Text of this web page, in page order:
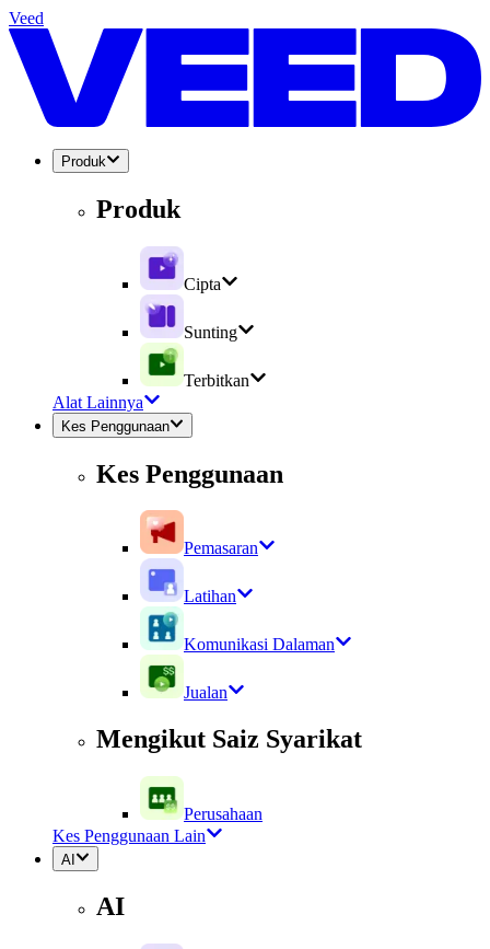
Veed
Produk
Produk
Cipta
Sunting
Terbitkan
Alat Lainnya
Kes Penggunaan
Kes Penggunaan
Pemasaran
Latihan
Komunikasi Dalaman
Jualan
Mengikut Saiz Syarikat
Perusahaan
Kes Penggunaan Lain
AI
AI